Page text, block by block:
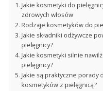
Jakie kosmetyki do
zdrowych włosów
Rodzaje kosmetyków do
Jakie składniki odżywcze
pielęgnicy?
Jakie kosmetyki silnie
pielęgnicy?
Jakie są praktyczne porady
kosmetyków z pielęgnicą?